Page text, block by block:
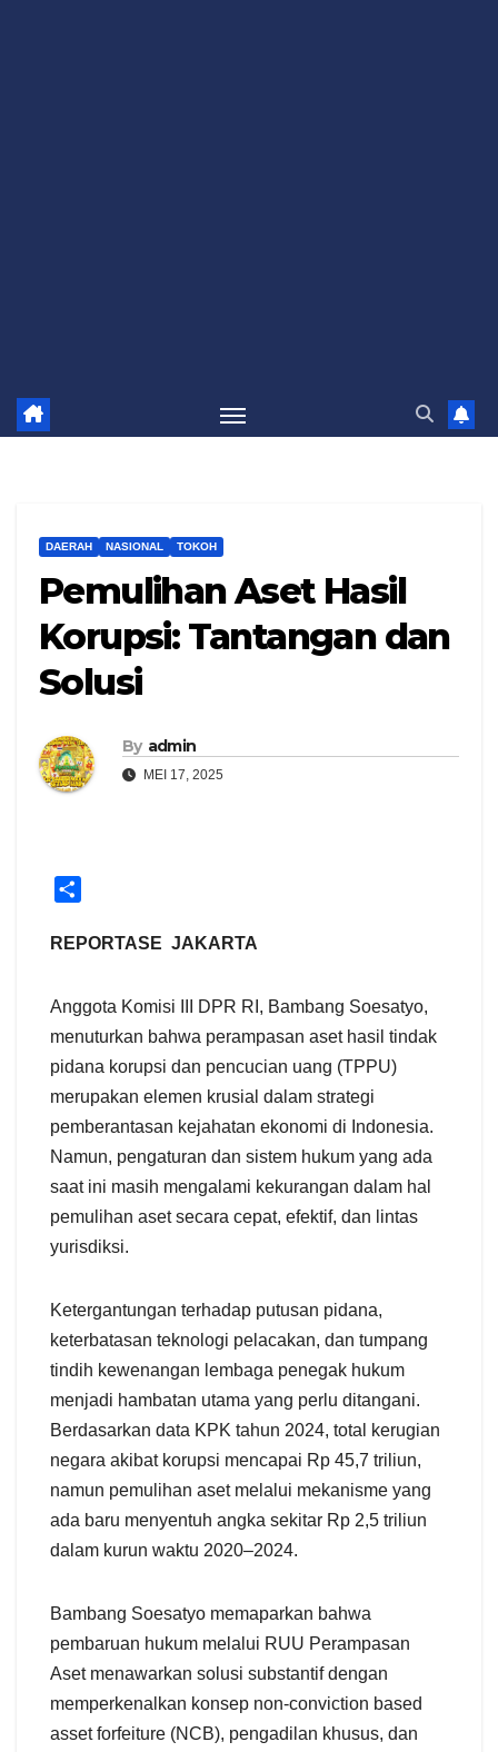
DAERAH NASIONAL TOKOH
Pemulihan Aset Hasil
Korupsi: Tantangan dan
Solusi
By admin
MEI 17, 2025
a
REPORTASE JAKARTA
Anggota Komisi III DPR RI, Bambang Soesatyo,
menuturkan bahwa perampasan aset hasil tindak
pidana korupsi dan pencucian uang (TPPU)
merupakan elemen krusial dalam strategi
pemberantasan kejahatan ekonomi di Indonesia.
Namun, pengaturan dan sistem hukum yang ada
saat ini masih mengalami kekurangan dalam hal
pemulihan aset secara cepat, efektif, dan lintas
yurisdiksi.
Ketergantungan terhadap putusan pidana,
keterbatasan teknologi pelacakan, dan tumpang
tindih kewenangan lembaga penegak hukum
menjadi hambatan utama yang perlu ditangani.
Berdasarkan data KPK tahun 2024, total kerugian
negara akibat korupsi mencapai Rp 45,7 triliun,
namun pemulihan aset melalui mekanisme yang
ada baru menyentuh angka sekitar Rp 2,5 triliun
dalam kurun waktu 2020–2024.
Bambang Soesatyo memaparkan bahwa
pembaruan hukum melalui RUU Perampasan
Aset menawarkan solusi substantif dengan
memperkenalkan konsep non-conviction based
asset forfeiture (NCB), pengadilan khusus, dan